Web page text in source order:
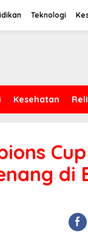
Teknologi
Kesehatan
di